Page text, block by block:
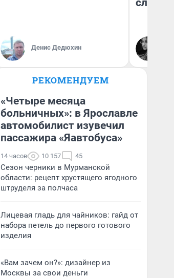
Денис Дедюхин
слезы
РЕКОМЕНДУЕМ
«Четыре месяца
больничных»: в Ярославле
автомобилист изувечил
пассажира «Яавтобуса»
14 часов 10 157 45
Сезон черники в Мурманской
области: рецепт хрустящего ягодного
штруделя за полчаса
Лицевая гладь для чайников: гайд от
набора петель до первого готового
изделия
«Вам зачем он?»: дизайнер из
Москвы за свои деньги